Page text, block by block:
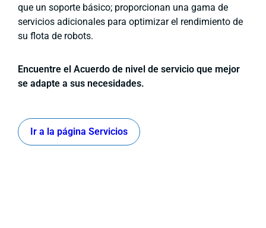
que un soporte básico; proporcionan una gama de
servicios adicionales para optimizar el rendimiento de
su flota de robots.
Encuentre el Acuerdo de nivel de servicio que mejor
se adapte a sus necesidades.
Ir a la página Servicios